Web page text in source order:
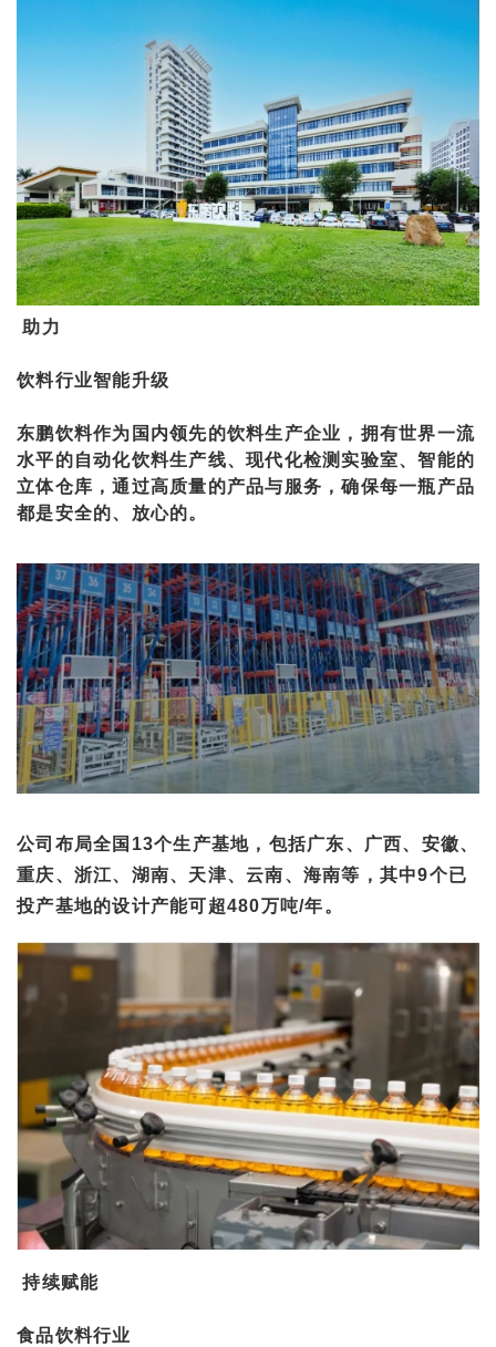
助力
饮料行业智能升级
东鹏饮料作为国内领先的饮料生产企业，拥有世界一流
水平的自动化饮料生产线、现代化检测实验室、智能的
立体仓库，通过高质量的产品与服务，确保每一瓶产品
都是安全的、放心的。
公司布局全国13个生产基地，包括广东、广西、安徽、
重庆、浙江、湖南、天津、云南、海南等，其中9个已
投产基地的设计产能可超480万吨/年。
持续赋能
食品饮料行业